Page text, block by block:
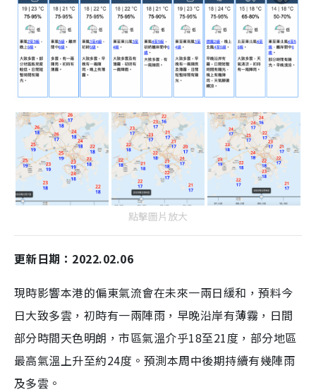
點擊圖片放大
更新日期：2022.02.06
現時影響本港的偏東氣流會在未來一兩日緩和，預料今
日大致多雲，初時有一兩陣雨，早晚沿岸有薄霧，日間
部分時間天色明朗，市區氣溫介乎18至21度，部分地區
最高氣溫上升至約24度。預測本周中後期持續有幾陣雨
及多雲。